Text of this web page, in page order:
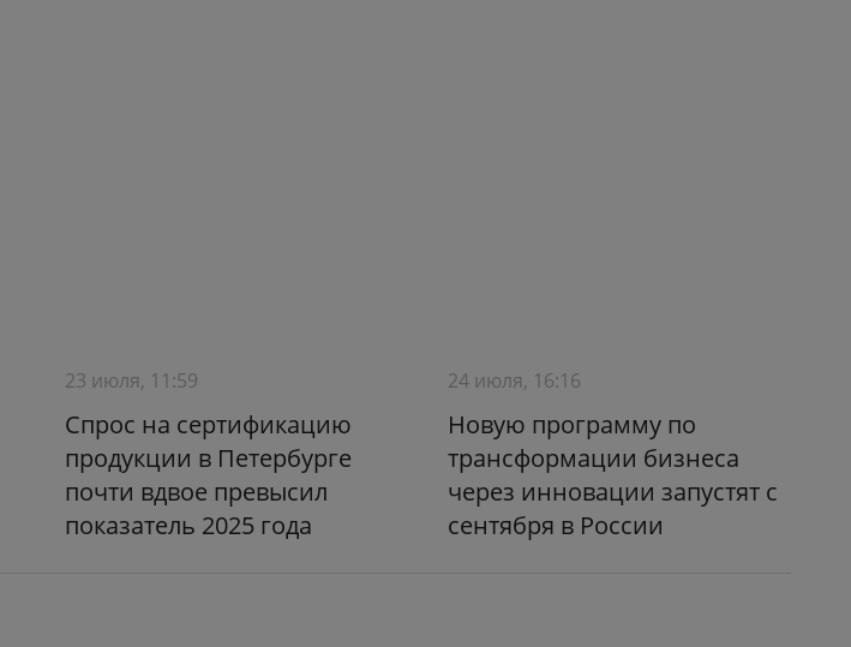
23 июля, 11:59
Спрос на сертификацию
продукции в Петербурге
почти вдвое превысил
показатель 2025 года
24 июля, 16:16
Новую программу по
трансформации бизнеса
через инновации запустят с
сентября в России